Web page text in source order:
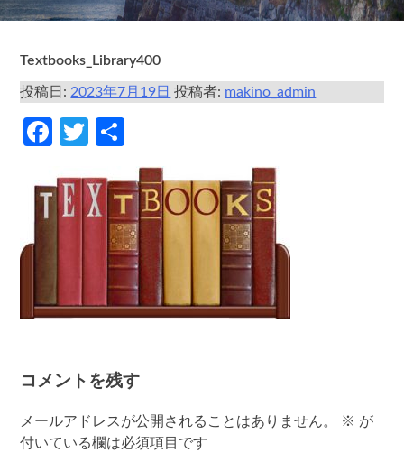
Textbooks_Library400
投稿日: 2023年7月19日 投稿者: makino_admin
Facebook
Twitter
有
コメントを残す
メールアドレスが公開されることはありません。 ※ が
付いている欄は必須項目です